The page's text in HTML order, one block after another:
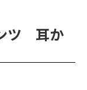
ツ 耳か